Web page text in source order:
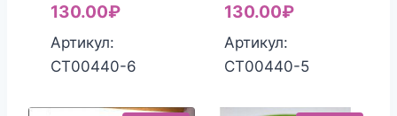
цена
160.00₽.
130.00₽Текущая
130.00₽.
Артикул:
СТ00440-6
цена
160.00₽.
130.00₽Текущая
130.00₽.
Артикул:
СТ00440-5